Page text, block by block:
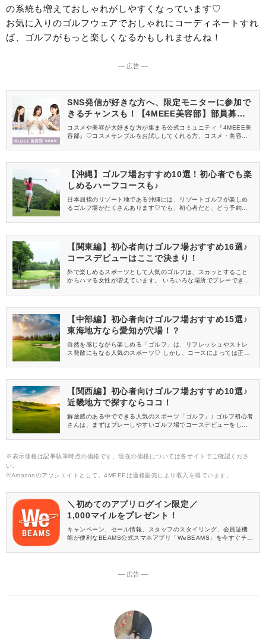
の系統も増えておしゃれがしやすくなっています♡
お気に入りのゴルフウェアでおしゃれにコーディネートすれ
ば、ゴルフがもっと楽しくなるかもしれませんね！
― 広告 ―
SNS発信が好きな方へ、限定モニターに参加で
きるチャンスも！【4MEEE美容部】部員募集
中
コスメや美容が大好きな方が集まる公式コミュニティ『4MEEE美
容部』♡コスメサンプルをお試ししてくれる方、コスメ・美容情報
【沖縄】ゴルフ場おすすめ10選！初心者でも楽
しめるハーフコースも♪
日本屈指のリゾート地である沖縄には、リゾートゴルフが楽しめ
るゴルフ場がたくさんあります♡でも、初心者だと、どう予約する
だらけですよね。この記事では、予約のポイントや初心者にもお
見つかりますよ♪
【関東編】初心者向けゴルフ場おすすめ16選♪
コースデビューはここで決まり！
外で楽しめるスポーツとして人気のゴルフは、スカッとすること
からハマる女性が増えています。 いろいろな場所でプレーできま
よね！ そこで今回は、初心者さん向けにおすすめのゴルフ場【関
【中部編】初心者向けゴルフ場おすすめ15選♪
東海地方なら愛知が穴場！？
自然を感じながら楽しめる「ゴルフ」は、リフレッシュやストレ
ス発散にもなる人気のスポーツ♡ しかし、コースによっては正確
ころもありますよね。 ゴルフを始めたばかりの方やコースに慣れ
は、初心者向けのゴルフ場【中部編】をお届けします！
【関西編】初心者向けゴルフ場おすすめ10選♪
近畿地方で探すならココ！
解放感のある中でできる人気のスポーツ「ゴルフ」♪ ゴルフ初心者
さんは、まずはプレーしやすいゴルフ場でコースデビューをし
向けのゴルフ場【関西編】をお届けします！
※表示価格は記事執筆時点の価格です。現在の価格については各サイトでご確認くださ
い。
※Amazonのアソシエイトとして、4MEEEは適格販売により収入を得ています。
＼初めてのアプリログイン限定／
1,000マイルをプレゼント！
キャンペーン、セール情報、スタッフのスタイリング、会員証機
能が便利なBEAMS公式スマホアプリ「WeBEAMS」を今すぐチェ
― 広告 ―